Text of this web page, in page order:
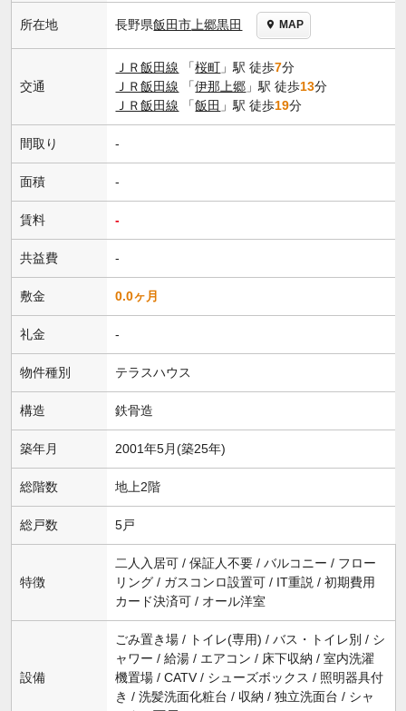
所在地 長野県飯田市 上郷黒田 MAP
交通
ＪＲ飯田線 「桜町 」駅 徒歩7分
ＪＲ飯田線 「伊那上郷 」駅 徒歩13分
ＪＲ飯田線 「飯田 」駅 徒歩19分
間取り -
面積 -
賃料 -
共益費 -
敷金 0.0ヶ月
礼金 -
物件種別 テラスハウス
構造 鉄骨造
築年月 2001年5月(築25年)
総階数 地上2階
総戸数 5戸
特徴
二人入居可 / 保証人不要 / バルコニー / フロー
リング / ガスコンロ設置可 / IT重説 / 初期費用
カード決済可 / オール洋室
設備
ごみ置き場 / トイレ(専用) / バス・トイレ別 / シ
ャワー / 給湯 / エアコン / 床下収納 / 室内洗濯
機置場 / CATV / シューズボックス / 照明器具付
き / 洗髪洗面化粧台 / 収納 / 独立洗面台 / シャ